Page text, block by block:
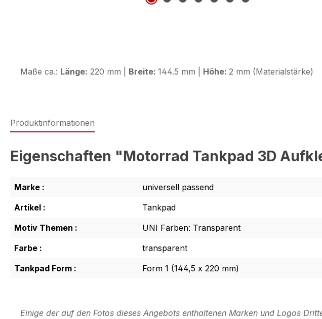
Maße ca.: Länge: 220 mm | Breite: 144.5 mm | Höhe: 2 mm (Materialstärke)
Produktinformationen
Eigenschaften "Motorrad Tankpad 3D
Marke :
universell passend
Artikel :
Tankpad
Motiv Themen :
UNI Farben: Transparent
Farbe :
transparent
Tankpad Form :
Form 1 (144,5 x 220 mm)
Einige der auf den Fotos dieses Angebots enthaltenen Marken und Logos